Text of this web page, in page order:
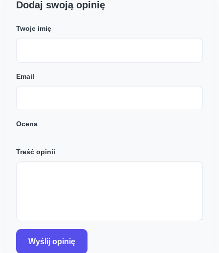
Dodaj swoją opinię
Twoje imię
Email
Ocena
Treść opinii
Wyślij opinię